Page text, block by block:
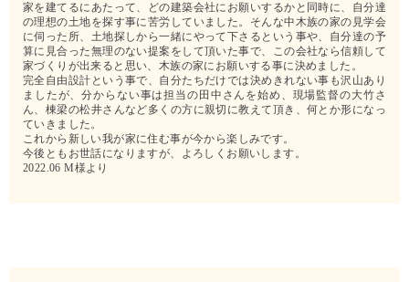
家を建てるにあたって、どの建築会社にお願いするかと同時に、自分達
の理想の土地を探す事に苦労していました。そんな中木族の家の見学会
に伺った所、土地探しから一緒にやって下さるという事や、自分達の予
算に見合った無理のない提案をして頂いた事で、この会社なら信頼して
家づくりが出来ると思い、木族の家にお願いする事に決めました。
完全自由設計という事で、自分たちだけでは決めきれない事も沢山あり
ましたが、分からない事は担当の田中さんを始め、現場監督の大竹さ
ん、棟梁の松井さんなど多くの方に親切に教えて頂き、何とか形になっ
ていきました。
これから新しい我が家に住む事が今から楽しみです。
今後ともお世話になりますが、よろしくお願いします。
2022.06 M様より